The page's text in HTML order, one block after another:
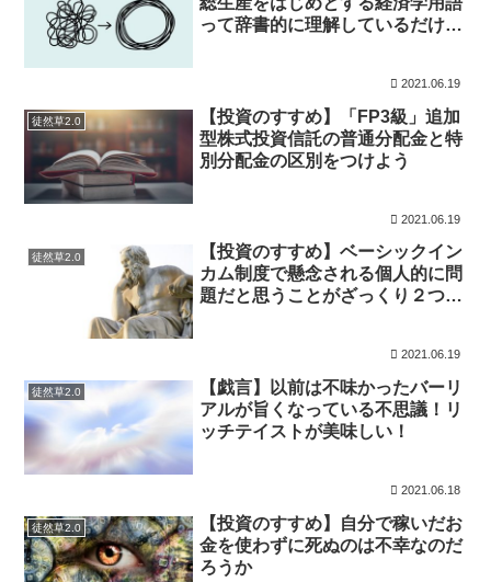
って辞書的に理解しているだけだ
2021.06.19
徒然草2.0
【投資のすすめ】「FP3級」追加
型株式投資信託の普通分配金と特
別分配金の区別をつけよう
2021.06.19
徒然草2.0
【投資のすすめ】ベーシックイン
カム制度で懸念される個人的に問
題だと思うことがざっくり２つ思
2021.06.19
徒然草2.0
【戯言】以前は不味かったバーリ
アルが旨くなっている不思議！リ
ッチテイストが美味しい！
2021.06.18
徒然草2.0
【投資のすすめ】自分で稼いだお
金を使わずに死ぬのは不幸なのだ
ろうか